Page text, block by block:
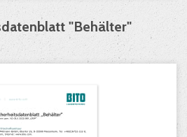
"Behälter"